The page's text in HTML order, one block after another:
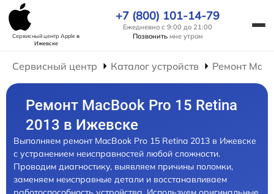
Сервисный центр Appleв
Ижевске
+7 (800) 101-14-79
Ежедневно с 9:00 до 21:00
Позвонить мне утром
Сервисный центр Каталог устройств Ремонт
Ремонт MacBook Pro 15 Retina
2013 в Ижевске
Выполняем ремонт MacBook Pro 15 Retina 2013 в Ижевске
с устранением неисправностей любой сложности.
Проводим диагностику, выявляем причины поломки,
заменяем неисправные детали и восстанавливаем